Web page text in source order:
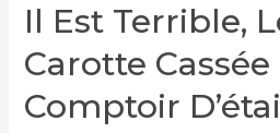
chaton
aux
Il Est Terrible,
Carotte
Comptoir